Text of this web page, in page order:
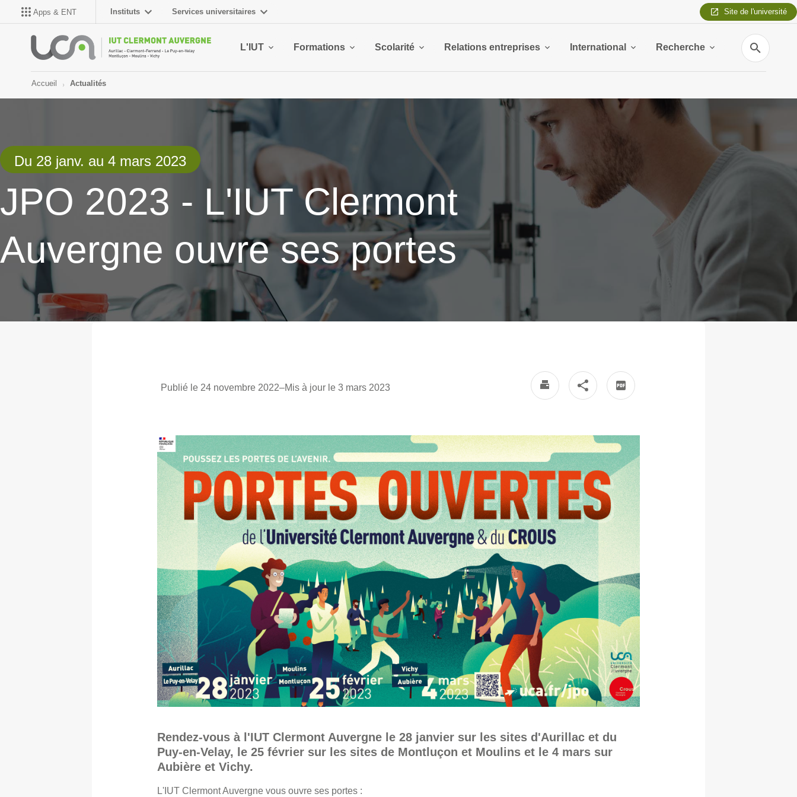
Apps & ENT Instituts Services universitaires Site de l'université
L'IUT Formations Scolarité Relations entreprises International Recherche
Recherche
Accueil Actualités
Du 28 janv. au 4 mars 2023
JPO 2023 - L'IUT Clermont
Auvergne ouvre ses portes
Publié le 24 novembre 2022–Mis à jour le 3 mars 2023
Rendez-vous à l'IUT Clermont Auvergne le 28 janvier sur les sites d'Aurillac et du
Puy-en-Velay, le 25 février sur les sites de Montluçon et Moulins et le 4 mars sur
Aubière et Vichy.
L'IUT Clermont Auvergne vous ouvre ses portes :